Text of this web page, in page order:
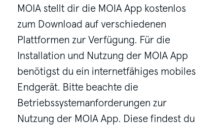
MOIA stellt dir die MOIA App kostenlos
zum Download auf verschiedenen
Plattformen zur Verfügung. Für die
Installation und Nutzung der MOIA App
benötigst du ein internetfähiges mobiles
Endgerät. Bitte beachte die
Betriebssystemanforderungen zur
Nutzung der MOIA App. Diese findest du